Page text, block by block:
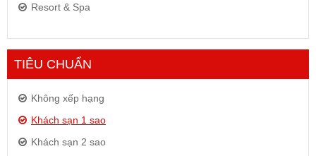
Resort & Spa
TIÊU CHUẨN
Không xếp hạng
Khách sạn 1 sao
Khách sạn 2 sao